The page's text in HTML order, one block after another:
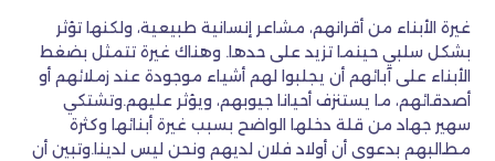
غيرة الأبناء من أقرانهم، مشاعر إنسانية طبيعية، ولكنها تؤثر
بشكل سلبي حينما تزيد على حدها. وهناك غيرة تتمثل بضغط
الأبناء على آبائهم أن يجلبوا لهم أشياء موجودة عند زملائهم أو
أصدقائهم، ما يستنزف أحيانا جيوبهم، ويؤثر عليهم.وتشتكي
سهير جهاد من قلة دخلها الواضح بسبب غيرة أبنائها وكثرة
مطالبهم بدعوى أن أولاد فلان لديهم ونحن ليس لدينا.وتبين أن